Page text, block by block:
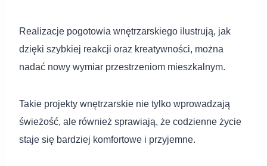
Realizacje pogotowia wnętrzarskiego ilustrują, jak
dzięki szybkiej reakcji oraz kreatywności, można
nadać nowy wymiar przestrzeniom mieszkalnym.
Takie projekty wnętrzarskie nie tylko wprowadzają
świeżość, ale również sprawiają, że codzienne życie
staje się bardziej komfortowe i przyjemne.